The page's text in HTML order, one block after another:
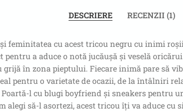
DESCRIERE RECENZII (1)
feminitatea cu acest tricou negru cu inimi
pentru a aduce o notă jucăușă și veselă
grijă în zona pieptului. Fiecare inimă pare să
pentru o varietate de ocazii, de la întâlniri
l cu blugi boyfriend și sneakers pentru
să-l asortezi, acest tricou îți va aduce cu